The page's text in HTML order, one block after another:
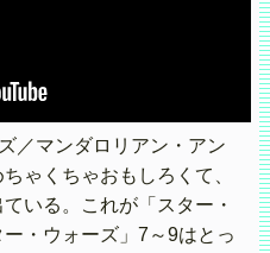
／マンダロリアン・アン
ゃくちゃおもしろくて、
いる。これが「スター・
・ウォーズ」7～9はとっ